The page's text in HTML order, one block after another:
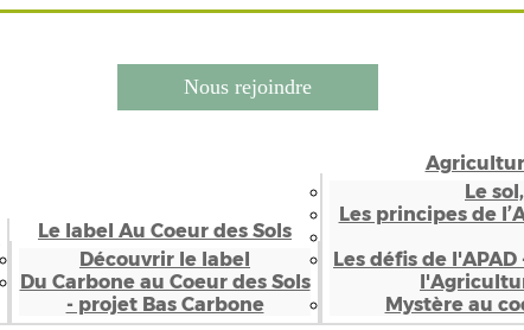
Nous rejoindre
Le label Au Coeur des Sols
Découvrir le label
Du Carbone au Coeur des Sols
- projet Bas Carbone
Le
Les principes de
Les défis de
Mystère au